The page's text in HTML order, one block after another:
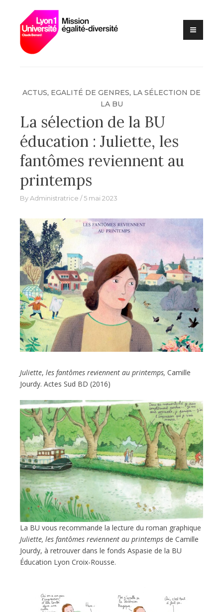
content
Bernard Lyon
1
ACTUS, EGALITÉ DE GENRES, LA SÉLECTION DE
LA BU
La sélection de la BU
éducation : Juliette, les
fantômes reviennent au
printemps
ByAdministratrice 5 mai 2023
Juliette, les fantômes reviennent au printemps, Camille
Jourdy. Actes Sud BD (2016)
La BU vous recommande la lecture du roman graphique
Juliette, les fantômes reviennent au printemps de Camille
Jourdy, à retrouver dans le fonds Aspasie de la BU
Éducation Lyon Croix-Rousse.